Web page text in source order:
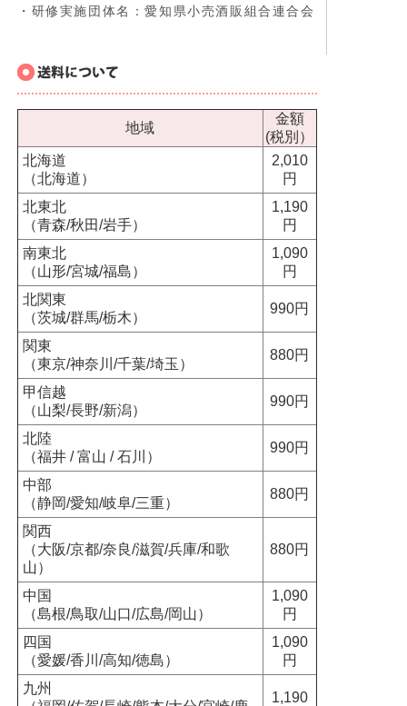
・研修実施団体名：愛知県小売酒販組合連合会
地域
金額
(税別）
北海道
（北海道）
2,010
円
北東北
（青森/秋田/岩手）
1,190
円
南東北
（山形/宮城/福島）
1,090
円
北関東
（茨城/群馬/栃木）
990円
関東
（東京/神奈川/千葉/埼玉）
880円
甲信越
（山梨/長野/新潟）
990円
北陸
（福井 / 富山 / 石川）
990円
中部
（静岡/愛知/岐阜/三重）
880円
関西
（大阪/京都/奈良/滋賀/兵庫/和歌
山）
880円
中国
（島根/鳥取/山口/広島/岡山）
1,090
円
四国
（愛媛/香川/高知/徳島）
1,090
円
九州
1,190